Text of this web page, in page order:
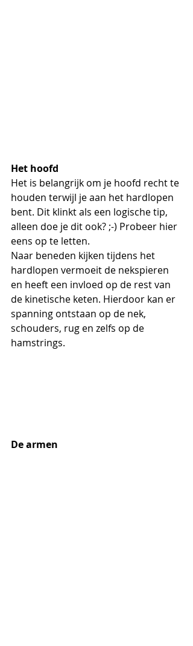
Het hoofd
Het is belangrijk om je hoofd recht te
houden terwijl je aan het hardlopen
bent. Dit klinkt als een logische tip,
alleen doe je dit ook? ;-) Probeer hier
eens op te letten.
Naar beneden kijken tijdens het
hardlopen vermoeit de nekspieren
en heeft een invloed op de rest van
de kinetische keten. Hierdoor kan er
spanning ontstaan op de nek,
schouders, rug en zelfs op de
hamstrings.
De armen